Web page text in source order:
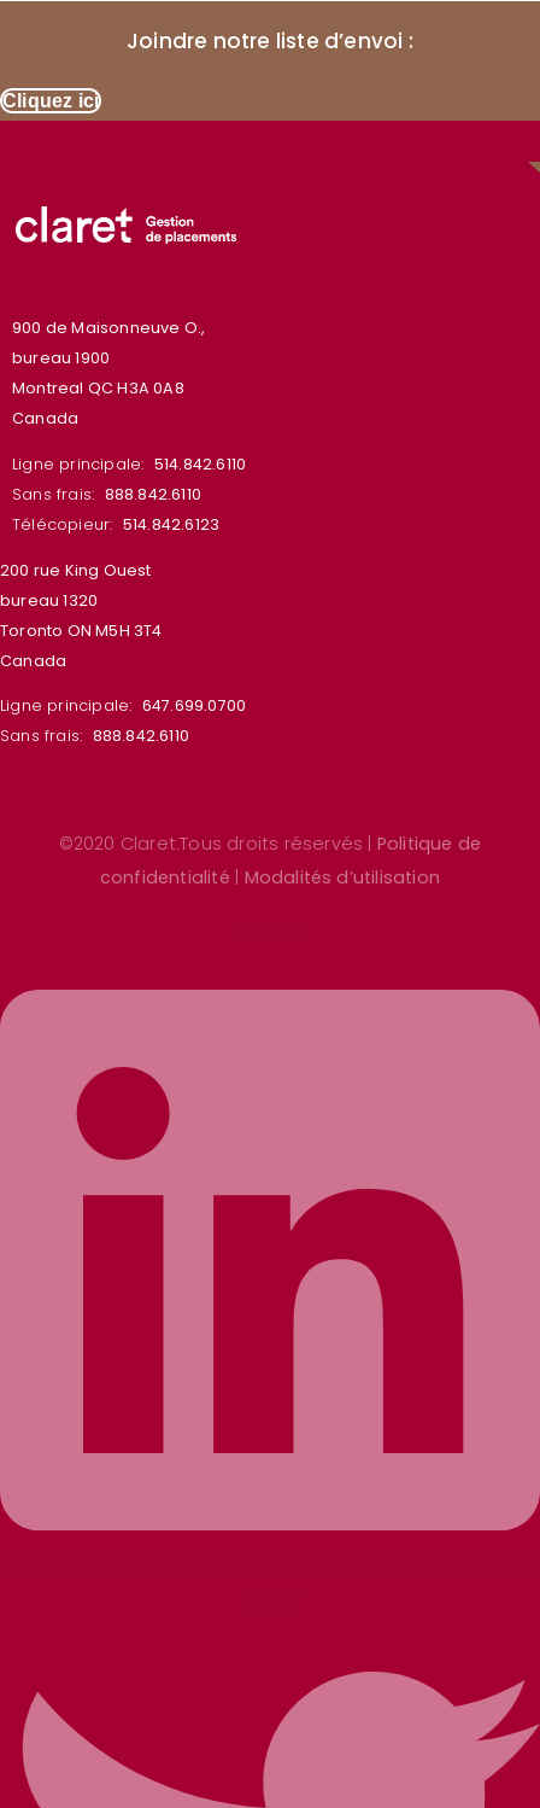
Joindre notre liste d’envoi :
Cliquez ici
900 de Maisonneuve O.,
bureau 1900
Montreal QC H3A 0A8
Canada
Ligne principale: 514.842.6110
Sans frais: 888.842.6110
Télécopieur: 514.842.6123
200 rue King Ouest
bureau 1320
Toronto ON M5H 3T4
Canada
Ligne principale: 647.699.0700
Sans frais: 888.842.6110
©2020 Claret.Tous droits réservés | Politique de
confidentialité
Modalités d’utilisation